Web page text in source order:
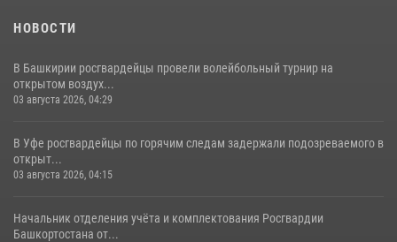
НОВОСТИ
В Башкирии росгвардейцы провели волейбольный турнир на
открытом воздух...
03 августа 2026, 04:29
В Уфе росгвардейцы по горячим следам задержали подозреваемого в
открыт...
03 августа 2026, 04:15
Начальник отделения учёта и комплектования Росгвардии
Башкортостана от...